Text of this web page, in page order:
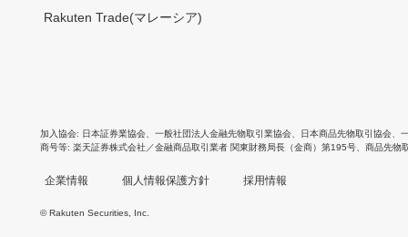
Rakuten Trade(マレーシア)
加入協会 日本証券業協会 一般社団法人金融先物取引業協会 日本商品先物取引協会
商号等 楽天証券株式会社／金融商品取引業者 関東財務局長（金商）第195号、商品先物
企業情報 個人情報保護方針 採用情報
© Rakuten Securities, Inc.